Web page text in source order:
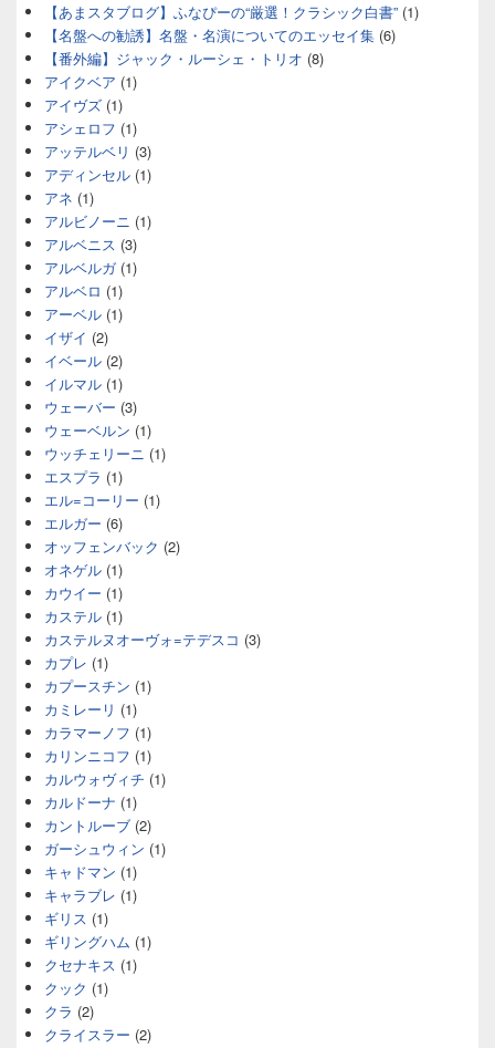
【あまスタブログ】ふなぴーの“厳選！クラシック白書” (1)
【名盤への勧誘】名盤・名演についてのエッセイ集 (6)
【番外編】ジャック・ルーシェ・トリオ (8)
アイクベア (1)
アイヴズ (1)
アシェロフ (1)
アッテルベリ (3)
アディンセル (1)
アネ (1)
アルビノーニ (1)
アルベニス (3)
アルベルガ(1)
アルベロ (1)
アーベル (1)
イザイ (2)
イベール (2)
イルマル (1)
ウェーバー (3)
ウェーベルン (1)
ウッチェリーニ (1)
エスプラ (1)
エル=コーリー (1)
エルガー (6)
オッフェンバック (2)
オネゲル (1)
カウイー (1)
カステル (1)
カステルヌオーヴォ=テデスコ (3)
カプレ (1)
カプースチン (1)
カミレーリ (1)
カラマーノフ (1)
カリンニコフ (1)
カルウォヴィチ (1)
カルドーナ (1)
カントルーブ (2)
ガーシュウィン (1)
キャドマン (1)
キャラブレ (1)
ギリス (1)
ギリングハム (1)
クセナキス (1)
クック (1)
クラ (2)
クライスラー (2)